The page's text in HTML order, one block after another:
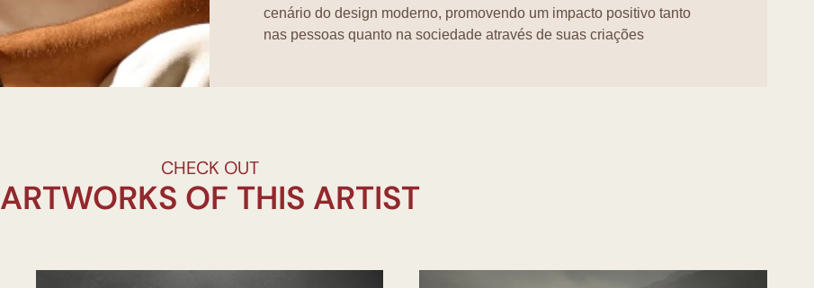
cenário do design moderno, promovendo um impacto positivo tanto
nas pessoas quanto na sociedade através de suas criações
CHECK OUT
ARTWORKS OF THIS ARTIST